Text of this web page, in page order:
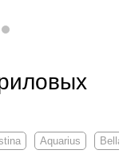
Aquarius Bella